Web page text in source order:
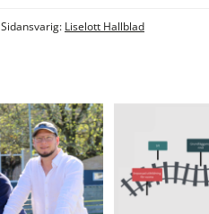
Sidansvarig: Liselott Hallblad